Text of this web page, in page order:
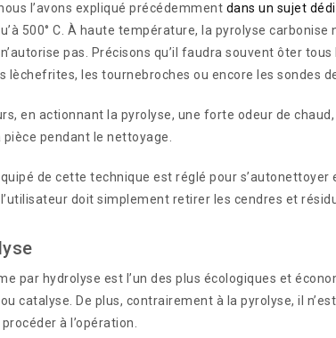
l’avons expliqué précédemment dans un sujet
500° C. À haute température, la pyrolyse
pas. Précisons qu’il faudra souvent ôter
lèchefrites, les tournebroches ou encore les sondes
en actionnant la pyrolyse, une forte odeur de
pendant le nettoyage.
de cette technique est réglé pour
doit simplement retirer les cendres et
par hydrolyse est l’un des plus écologiques et
catalyse. De plus, contrairement à la pyrolyse, il
à l’opération.